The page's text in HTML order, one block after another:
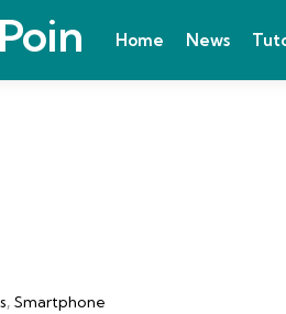
Home News
Smartphone